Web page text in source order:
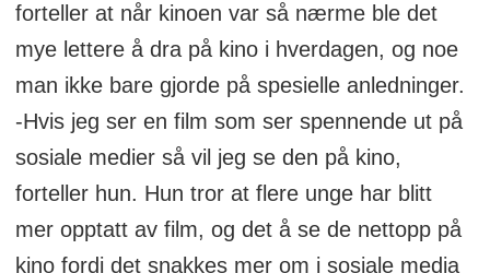
forteller at når kinoen var så nærme ble det
mye lettere å dra på kino i hverdagen, og noe
man ikke bare gjorde på spesielle anledninger.
-Hvis jeg ser en film som ser spennende ut på
sosiale medier så vil jeg se den på kino,
forteller hun. Hun tror at flere unge har blitt
mer opptatt av film, og det å se de nettopp på
kino fordi det snakkes mer om i sosiale media